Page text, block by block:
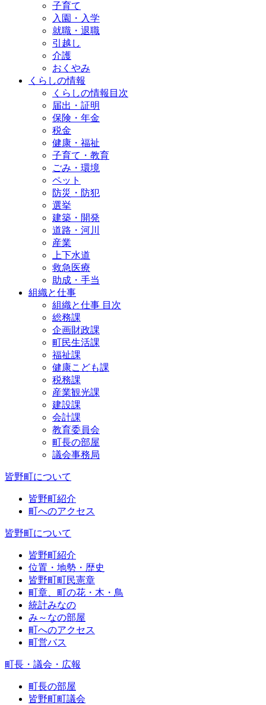
子育て
入園・入学
就職・退職
引越し
介護
おくやみ
くらしの情報
くらしの情報目次
届出・証明
保険・年金
税金
健康・福祉
子育て・教育
ごみ・環境
ペット
防災・防犯
選挙
建築・開発
道路・河川
産業
上下水道
救急医療
助成・手当
組織と仕事
組織と仕事 目次
総務課
企画財政課
町民生活課
福祉課
健康こども課
税務課
産業観光課
建設課
会計課
教育委員会
町長の部屋
議会事務局
皆野町について
皆野町紹介
町へのアクセス
皆野町について
皆野町紹介
位置・地勢・歴史
皆野町町民憲章
町章、町の花・木・鳥
統計みなの
み～なの部屋
町へのアクセス
町営バス
町長・議会・広報
町長の部屋
皆野町町議会